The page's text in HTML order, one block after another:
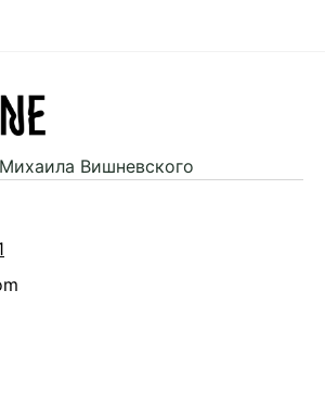
Михаила Вишневского